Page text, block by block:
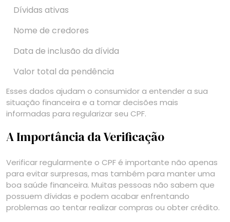
Dívidas ativas
Nome de credores
Data de inclusão da dívida
Valor total da pendência
Esses dados ajudam o consumidor a entender a sua
situação financeira e a tomar decisões mais
informadas para regularizar seu CPF.
A Importância da Verificação
Verificar regularmente o CPF é importante não apenas
para evitar surpresas, mas também para manter uma
boa saúde financeira. Muitas pessoas não sabem que
possuem dívidas e podem acabar enfrentando
problemas ao tentar realizar compras ou obter crédito.